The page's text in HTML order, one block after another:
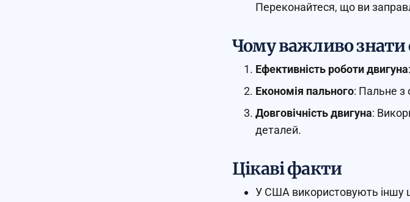
Переконайтеся, що ви
Чому важливо знати
Ефективність роботи двигуна
Економія пального: Пальне
Довговічність двигуна:
деталей.
Цікаві факти
У США використовують іншу